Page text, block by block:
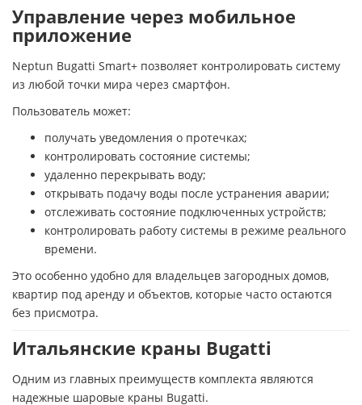
Управление через мобильное
приложение
Neptun Bugatti Smart+ позволяет контролировать систему
из любой точки мира через смартфон.
Пользователь может:
получать уведомления о протечках;
контролировать состояние системы;
удаленно перекрывать воду;
открывать подачу воды после устранения аварии;
отслеживать состояние подключенных устройств;
контролировать работу системы в режиме реального
времени.
Это особенно удобно для владельцев загородных домов,
квартир под аренду и объектов, которые часто остаются
без присмотра.
Итальянские краны Bugatti
Одним из главных преимуществ комплекта являются
надежные шаровые краны Bugatti.